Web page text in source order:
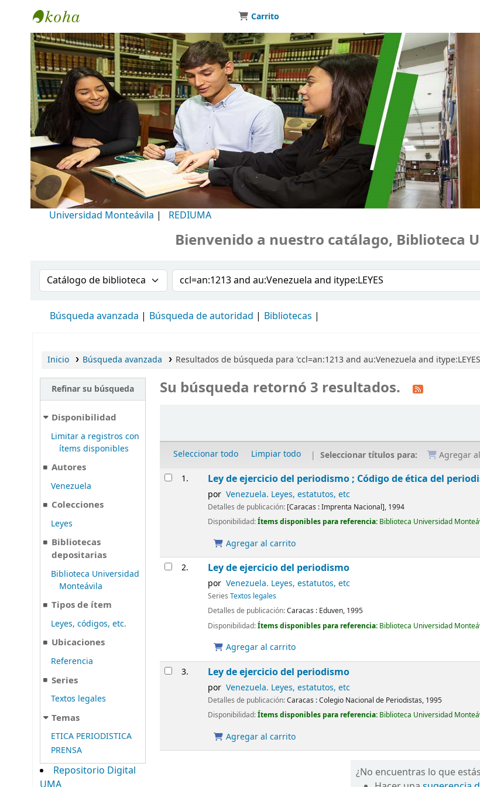
Biblioteca Universidad Monteávila
Carrito
Universidad Monteávila | REDIUMA
Bienvenido a nuestro catálago, Biblioteca
Buscar en el catálogo por:Buscar en el catálogo
Búsqueda avanzada Búsqueda de autoridad Bibliotecas
Inicio Búsqueda avanzada Resultados de búsqueda para 'ccl=an:1213 and au:Venezuela and
Refinar su búsqueda
Disponibilidad
Limitar a registros con
ítems disponibles
Autores
Venezuela
Colecciones
Leyes
Bibliotecas
depositarias
Biblioteca Universidad
Monteávila
Tipos de ítem
Leyes, códigos, etc.
Ubicaciones
Referencia
Series
Textos legales
Temas
ETICA PERIODISTICA
PRENSA
Repositorio Digital
Su búsqueda retornó 3 resultados.
Seleccionar todo Limpiar todo Seleccionar títulos para: Agregar
Resultados
1. Ley de ejercicio del periodismo ; Código de ética del
por Venezuela. Leyes, estatutos, etc
Detalles de publicación: [Caracas :Imprenta Nacional], 1994
Disponibilidad:Ítems disponibles para referencia: Biblioteca Universidad
Agregar al carrito
2.
Ley de ejercicio del periodismo
por Venezuela. Leyes, estatutos, etc
SeriesTextos legales
Detalles de publicación:Caracas : Eduven, 1995
Disponibilidad:Ítems disponibles para referencia: Biblioteca Universidad
Agregar al carrito
3. Ley de ejercicio del periodismo
por Venezuela. Leyes, estatutos, etc
Detalles de publicación:Caracas :Colegio Nacional de Periodistas, 1995
Disponibilidad:Ítems disponibles para referencia: Biblioteca Universidad
Agregar al carrito
¿No encuentras lo que